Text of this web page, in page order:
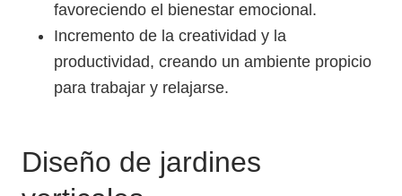
favoreciendo el bienestar emocional.
Incremento de la creatividad y la
productividad, creando un ambiente propicio
para trabajar y relajarse.
Diseño de jardines